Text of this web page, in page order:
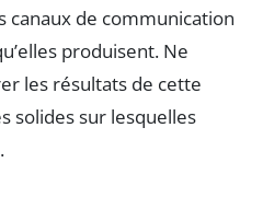
canaux de communication
produisent. Ne
les résultats de cette
solides sur lesquelles